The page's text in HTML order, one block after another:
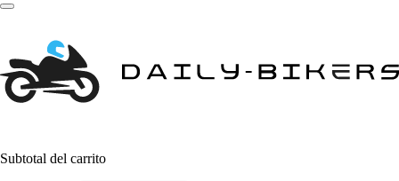
Subtotal del carrito